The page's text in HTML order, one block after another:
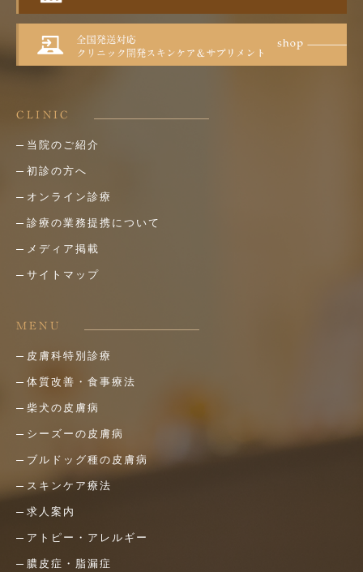
CLINIC
当院のご紹介
初診の方へ
オンライン診療
診療の業務提携について
メディア掲載
サイトマップ
MENU
皮膚科特別診療
体質改善・食事療法
柴犬の皮膚病
シーズーの皮膚病
ブルドッグ種の皮膚病
スキンケア療法
求人案内
アトピー・アレルギー
膿皮症・脂漏症